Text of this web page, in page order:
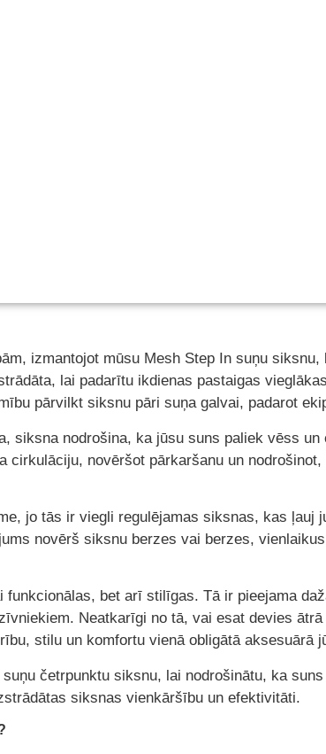
izmantojot mūsu Mesh Step In suņu
lai padarītu ikdienas pastaigas
pārvilkt siksnu pāri suņa galvai, padarot
siksna nodrošina, ka jūsu suns paliek vēss
cirkulāciju, novēršot pārkaršanu un
jo tās ir viegli regulējamas siksnas, kas ļauj
novērš siksnu berzes vai berzes,
bet arī stilīgas. Tā ir pieejama
Neatkarīgi no tā, vai esat devies
stilu un komfortu vienā obligātā aksesuārā
četrpunktu siksnu, lai nodrošinātu, ka
siksnas vienkāršību un efektivitāti.